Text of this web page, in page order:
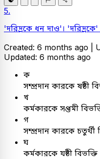
5.
'দরিদ্রকে ধন দাও'।
Created: 6 months ago |
Updated: 6 months ago
ক
সম্প্রদান কারকে ষষ্ঠী
খ
কর্মকারকে সপ্তমী
গ
সম্প্রদান কারকে চতুর্থী
ঘ
কর্মকারকে যষ্ঠী বিভক্তি